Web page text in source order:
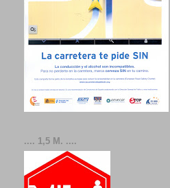
.... 1,5 M. ....